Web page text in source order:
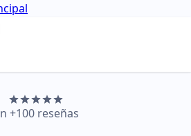
+100 reseñas